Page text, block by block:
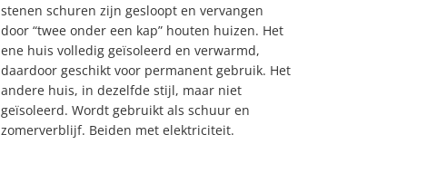
stenen schuren zijn gesloopt en vervangen
door “twee onder een kap” houten huizen. Het
ene huis volledig geïsoleerd en verwarmd,
daardoor geschikt voor permanent gebruik. Het
andere huis, in dezelfde stijl, maar niet
geïsoleerd. Wordt gebruikt als schuur en
zomerverblijf. Beiden met elektriciteit.